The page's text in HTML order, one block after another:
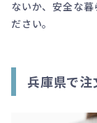
ないか、安全な
ださい。
兵庫県で